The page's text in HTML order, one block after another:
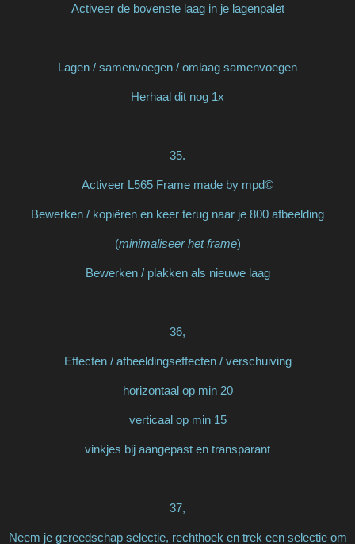
Activeer de bovenste laag in je lagenpalet
Lagen / samenvoegen / omlaag samenvoegen
Herhaal dit nog 1x
35.
Activeer L565 Frame made by mpd©
Bewerken / kopiëren en keer terug naar je 800 afbeelding
(minimaliseer het frame)
Bewerken / plakken als nieuwe laag
36,
Effecten / afbeeldingseffecten / verschuiving
horizontaal op min 20
verticaal op min 15
vinkjes bij aangepast en transparant
37,
Neem je gereedschap selectie, rechthoek en trek een selectie om